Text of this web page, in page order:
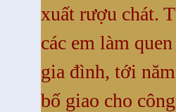
xuất rượu chát.
các em làm
gia đình, tới
bố giao cho